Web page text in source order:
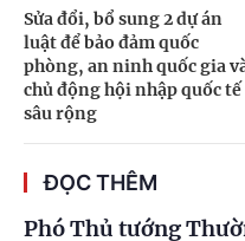
Sửa đổi, bổ sung 2 dự án
luật để bảo đảm quốc
phòng, an ninh quốc gia
chủ động hội nhập quốc tế
sâu rộng
ĐỌC THÊM
Phó Thủ tướng